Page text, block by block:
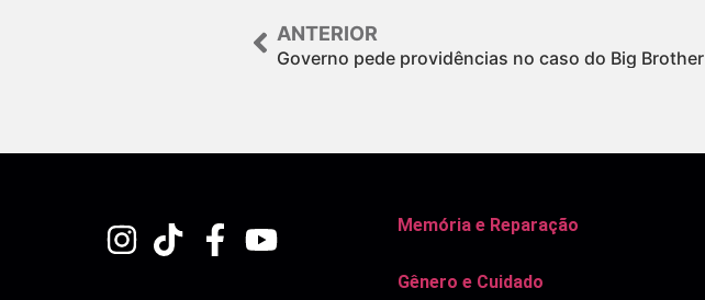
ANTERIOR
Governo pede providências no caso do Big Brother
Memória e Reparação
Gênero e Cuidado